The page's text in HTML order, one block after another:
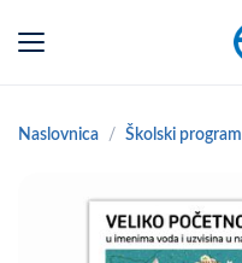
Naslovnica Školski program